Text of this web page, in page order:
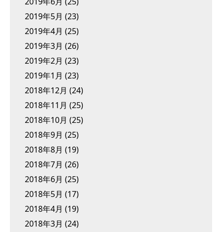
2019年5月 (23)
2019年4月 (25)
2019年3月 (26)
2019年2月 (23)
2019年1月 (23)
2018年12月 (24)
2018年11月 (25)
2018年10月 (25)
2018年9月 (25)
2018年8月 (19)
2018年7月 (26)
2018年6月 (25)
2018年5月 (17)
2018年4月 (19)
2018年3月 (24)